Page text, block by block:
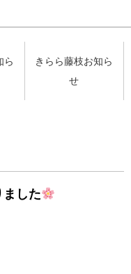
ら
きらら藤枝お知ら
せ
した